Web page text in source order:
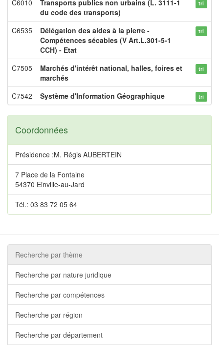
C6010
Transports publics non urbains (L. 3111-1
du code des transports)
tri
C6535
Délégation des aides à la pierre -
Compétences sécables (V Art.L.301-5-1
CCH) - Etat
tri
C7505
Marchés d'intérêt national, halles, foires et
marchés
tri
C7542 Système d'Information Géographique tri
Coordonnées
Présidence :M. Régis AUBERTEIN
7 Place de la Fontaine
54370 Einville-au-Jard
Tél.: 03 83 72 05 64
Recherche par thème
Recherche par nature juridique
Recherche par compétences
Recherche par région
Recherche par département